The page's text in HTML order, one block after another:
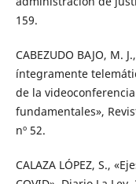
159.
CABEZUDO BAJO, M.
íntegramente
de la
fundamentales»,
nº 52.
CALAZA LÓPEZ, S.,